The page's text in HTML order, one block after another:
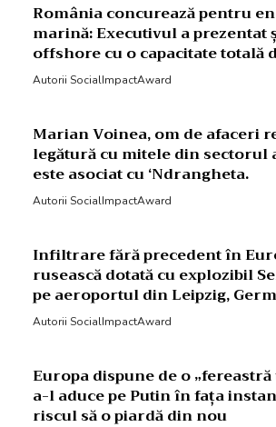
România concurează pentru
marină: Executivul a prezentat
offshore cu o capacitate totală
Autorii SocialImpactAward
Marian Voinea, om de afaceri
legătură cu mitele din
este asociat cu ‘Ndrangheta.
Autorii SocialImpactAward
Infiltrare fără precedent în
rusească dotată cu explozibil
pe aeroportul din Leipzig,
Autorii SocialImpactAward
Europa dispune de o
a-l aduce pe Putin în fața
riscul să o piardă din nou